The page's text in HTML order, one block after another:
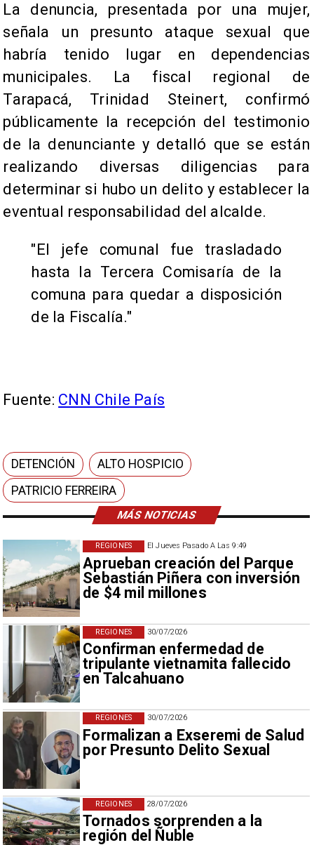
MÁS NOTICIAS
El Jueves Pasado A Las 9:49
Aprueban creación del Parque
Sebastián Piñera con inversión
de $4 mil millones
REGIONES
30/07/2026
Confirman enfermedad de
tripulante vietnamita fallecido
en Talcahuano
REGIONES
30/07/2026
Formalizan a Exseremi de Salud
por Presunto Delito Sexual
REGIONES
28/07/2026
Tornados sorprenden a la
región del Ñuble
REGIONES
La denuncia, presentada por una mujer,
señala un presunto ataque sexual que
habría tenido lugar en dependencias
municipales. La fiscal regional de
Tarapacá, Trinidad Steinert, confirmó
públicamente la recepción del testimonio
de la denunciante y detalló que se están
realizando diversas diligencias para
determinar si hubo un delito y establecer la
eventual responsabilidad del alcalde.
"El jefe comunal fue trasladado
hasta la Tercera Comisaría de la
comuna para quedar a disposición
de la Fiscalía."
Fuente: CNN Chile País
DETENCIÓN
ALTO HOSPICIO
PATRICIO FERREIRA